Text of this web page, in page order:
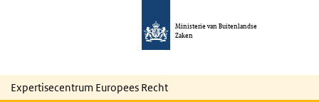
Ministerie van Buitenlandse
Zaken
Expertisecentrum Europees Recht